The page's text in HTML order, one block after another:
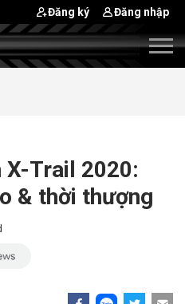
Đăng ký Đăng nhập
X-Trail 2020:
& thời thượng